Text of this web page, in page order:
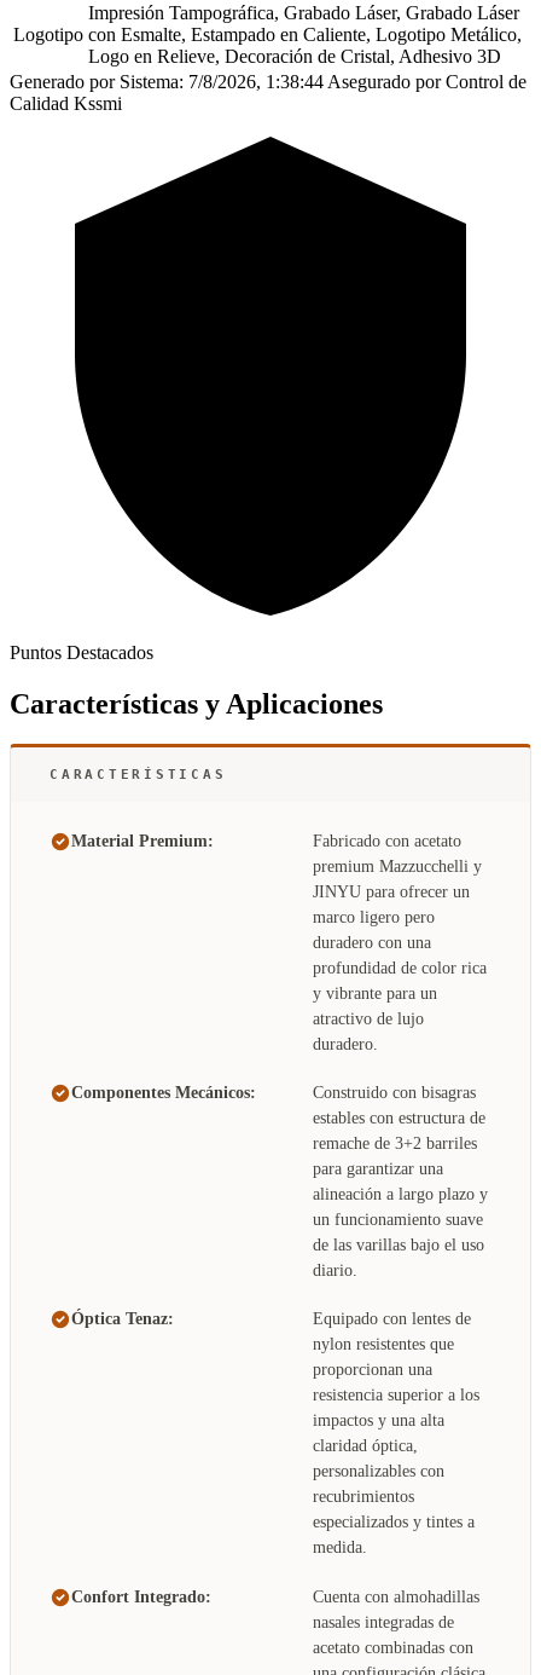
Logotipo
Impresión Tampográfica, Grabado Láser, Grabado Láser
con Esmalte, Estampado en Caliente, Logotipo Metálico,
Logo en Relieve, Decoración de Cristal, Adhesivo 3D
Generado por Sistema: 7/8/2026, 1:38:44 Asegurado por Control de
Calidad Kssmi
Puntos Destacados
Características y Aplicaciones
CARACTERÍSTICAS
Material Premium:
Fabricado con acetato
premium Mazzucchelli y
JINYU para ofrecer un
marco ligero pero
duradero con una
profundidad de color rica
y vibrante para un
atractivo de lujo
duradero.
Componentes Mecánicos:
Construido con bisagras
estables con estructura de
remache de 3+2 barriles
para garantizar una
alineación a largo plazo y
un funcionamiento suave
de las varillas bajo el uso
diario.
Óptica Tenaz:
Equipado con lentes de
nylon resistentes que
proporcionan una
resistencia superior a los
impactos y una alta
claridad óptica,
personalizables con
recubrimientos
especializados y tintes a
medida.
Confort Integrado:
Cuenta con almohadillas
nasales integradas de
acetato combinadas con